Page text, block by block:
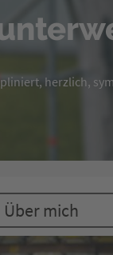
herzlich,
Über mich